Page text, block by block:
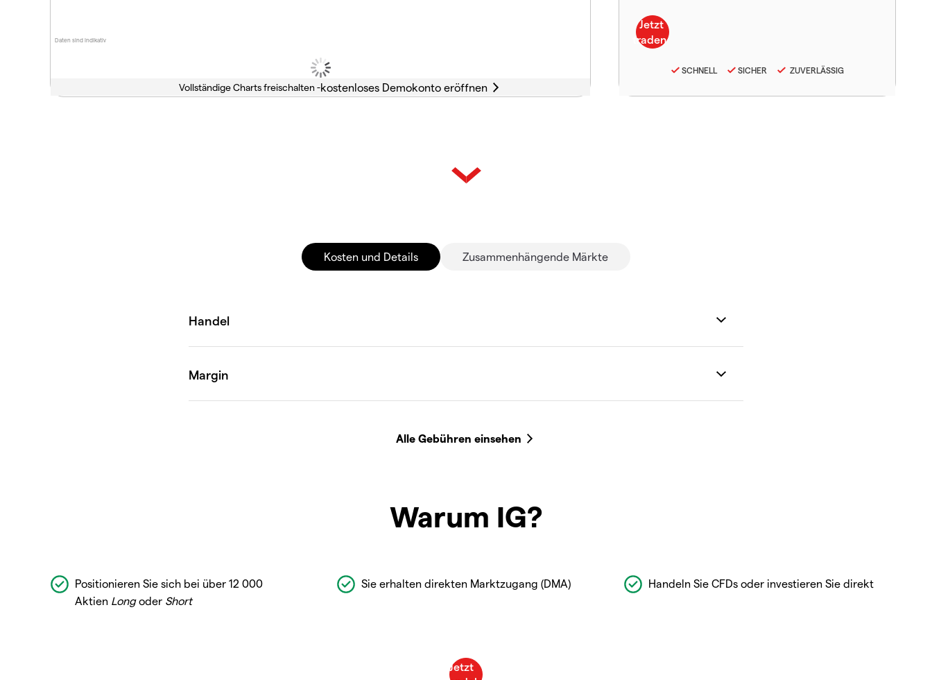
Daten sind indikativ
Vollständige Charts freischalten -
SCHNELL SICHER ZUVERLÄSSIG
Kosten und Details Zusammenhängende Märkte
Warum IG?
Positionieren Sie sich bei über 12 000
Aktien Longoder Short
Sie erhalten direkten Marktzugang (DMA) Handeln Sie CFDs oder investieren Sie direkt